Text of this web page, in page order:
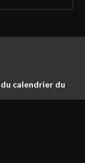
calendrier du